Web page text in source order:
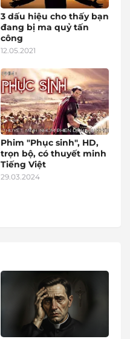
3 dấu hiệu cho thấy bạn
đang bị ma quỷ tấn
công
12.05.2021
Phim "Phục sinh", HD,
trọn bộ, có thuyết minh
Tiếng Việt
29.03.2024